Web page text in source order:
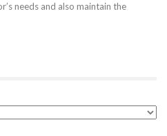
needs and also maintain the